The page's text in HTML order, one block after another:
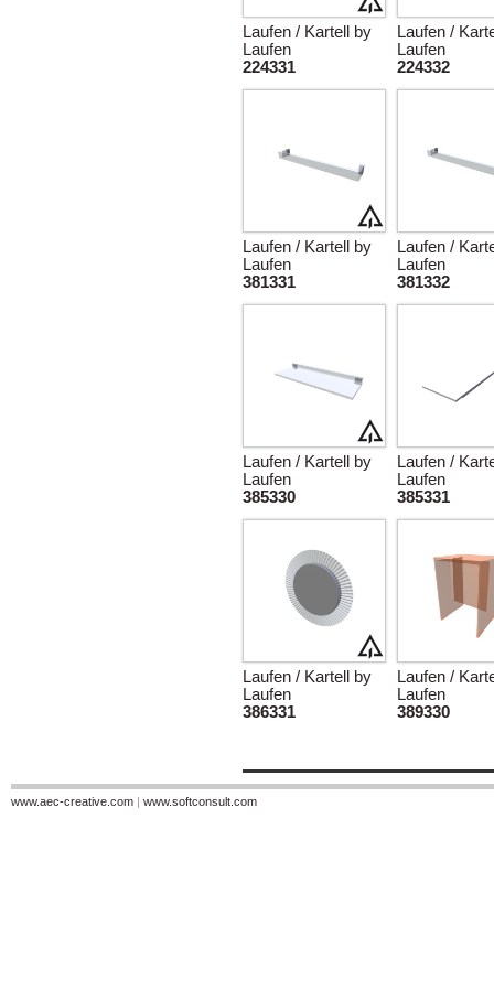
Laufen / Kartell by
Laufen
224331
Laufen /
Laufen
224332
Laufen / Kartell by
Laufen
381331
Laufen /
Laufen
381332
Laufen / Kartell by
Laufen
385330
Laufen /
Laufen
385331
Laufen / Kartell by
Laufen
386331
Laufen /
Laufen
389330
www.aec-creative.com | www.softconsult.com